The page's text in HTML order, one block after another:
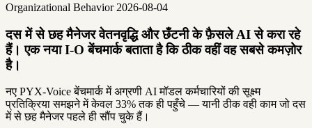
Organizational Behavior 2026-08-04
दस में से छह मैनेजर वेतनवृद्धि और छँटनी के फ़ैसले AI से करा रहे
हैं। एक नया I-O बेंचमार्क बताता है कि ठीक वहीं वह सबसे कमज़ोर
है।
नए PYX-Voice बेंचमार्क में अग्रणी AI मॉडल कर्मचारियों की सूक्ष्म
प्रतिक्रिया समझने में केवल 33% तक ही पहुँचे — यानी ठीक वही काम जो दस
में से छह मैनेजर पहले ही सौंप चुके हैं।